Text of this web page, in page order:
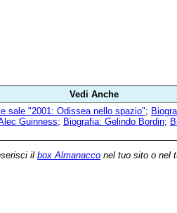
Vedi Anche
sale "2001: Odissea nello spazio";
Guinness; Biografia: Gelindo Bordin;
il box Almanacco nel tuo sito o nel